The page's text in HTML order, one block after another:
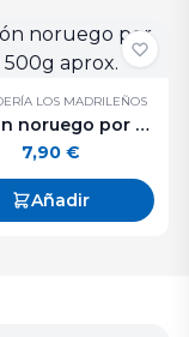
LOS MADRILEÑOS
Salmón noruego por rodajas 500g aprox.
7,90 €
Añadir